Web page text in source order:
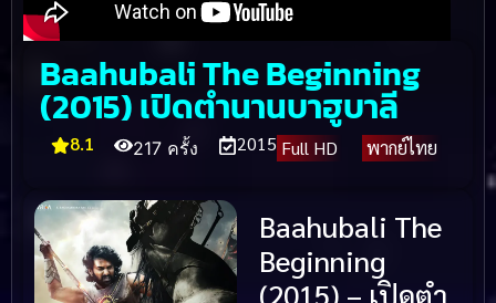
Baahubali The Beginning
(2015) เปิดตำนานบาฮูบาลี
8.1 217 ครั้ง 2015 Full HD พากย์ไทย
Baahubali The
Beginning
(2015) – เปิดตำ